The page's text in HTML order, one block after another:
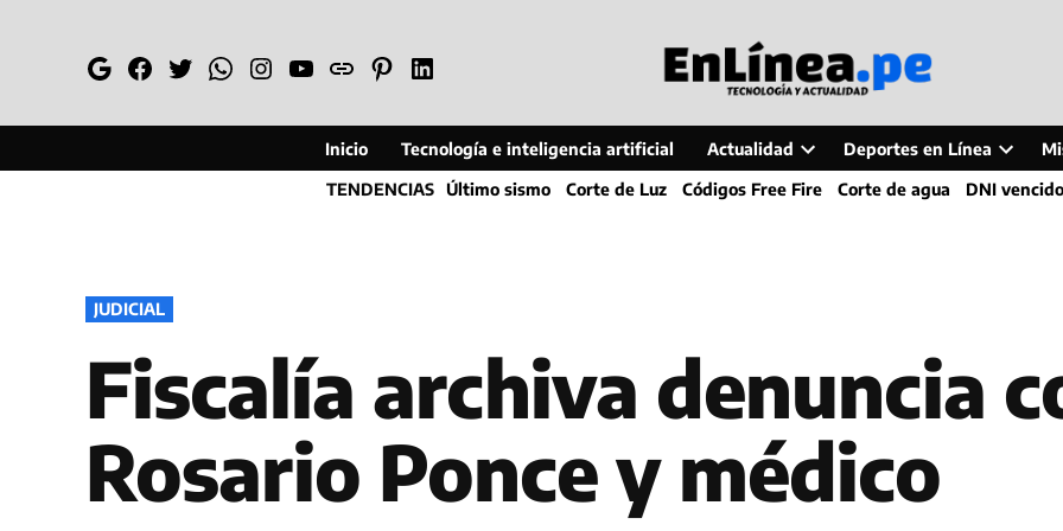
GoogleFacebook
TwitterWhatsapp
Instagram
YouTube
WebPinterestLinkedin
Inicio Tecnología e inteligencia artificial Actualidad
Open
dropdown
Deportes en Línea
Open
dropdown
TENDENCIAS Último sismo Corte de Luz Códigos Free Fire Corte de agua DNI vencido
PUBLICADO
EN
JUDICIAL
Fiscalía archiva denuncia
Rosario Ponce y médico